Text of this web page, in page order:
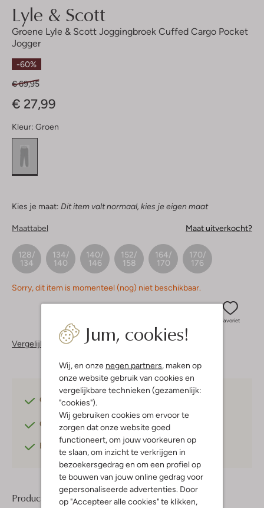
Jum, cookies!
Wij, en onze negen partners, maken op
onze website gebruik van cookies en
vergelijkbare technieken (gezamenlijk:
"cookies").
Wij gebruiken cookies om ervoor te
zorgen dat onze website goed
functioneert, om jouw voorkeuren op
te slaan, om inzicht te verkrijgen in
bezoekersgedrag en om een profiel op
te bouwen van jouw online gedrag voor
gepersonaliseerde advertenties. Door
op "Accepteer alle cookies" te klikken,
Lyle & Scott
Groene Lyle & Scott Joggingbroek Cuffed Cargo Pocket
Jogger
-60%
€ 69,95
€ 27,99
Kleur: Groen
Kies je maat: Dit item valt normaal, kies je eigen maat
Maattabel Maat uitverkocht?
128/
134
134/
140
140/
146
152/
158
164/
170
170/
176
Sorry, dit item is momenteel (nog) niet beschikbaar.
Favoriet
Vergelijkbare items
Gratis verzending
Gratis retourneren binnen 30 dagen*
Betaal achterafmet Klarna
Product informatie